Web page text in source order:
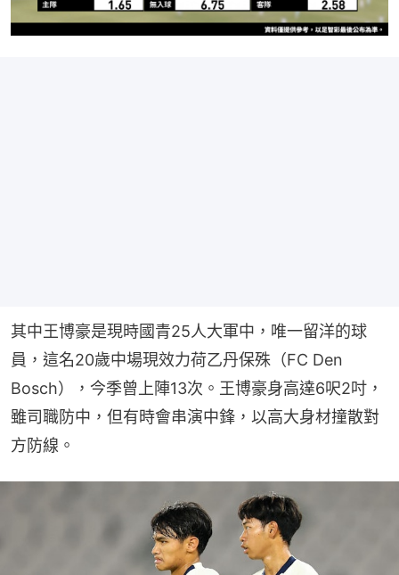
其中王博豪是現時國青25人大軍中，唯一留洋的球
員，這名20歲中場現效力荷乙丹保殊（FC Den
Bosch），今季曾上陣13次。王博豪身高達6呎2吋，
雖司職防中，但有時會串演中鋒，以高大身材撞散對
方防線。